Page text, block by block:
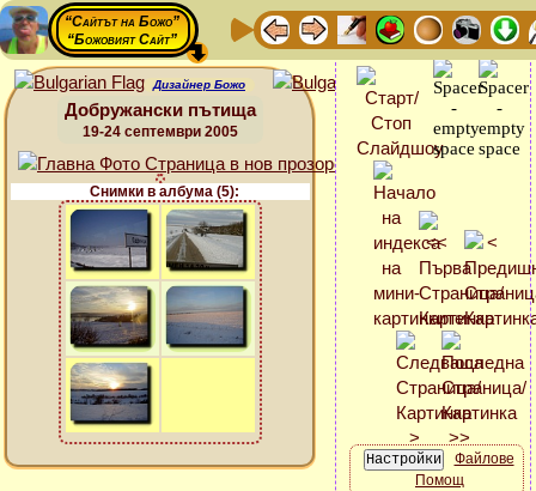
“Сайтът на Божо”
“Божовият Сайт”
Дизайнер Божо
Добружански пътища
19-24 септември 2005
Снимки в албума (5):
Файлове
Помощ